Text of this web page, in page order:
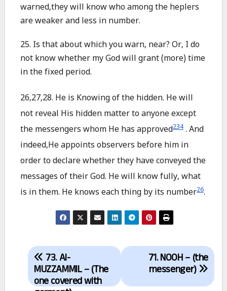
warned,they will know who among the heplers
are weaker and less in number.
25. Is that about which you warn, near? Or, I do
not know whether my God will grant (more) time
in the fixed period.
26,27,28. He is Knowing of the hidden. He will
not reveal His hidden matter to anyone except
the messengers whom He has approved234 . And
indeed,He appoints observers before him in
order to declare whether they have conveyed the
messages of their God. He will know fully, what
is in them. He knows each thing by its number26.
Post
navigation
71. NOOH – (the
messenger)
73. Al-
MUZZAMMIL – (The
one covered with